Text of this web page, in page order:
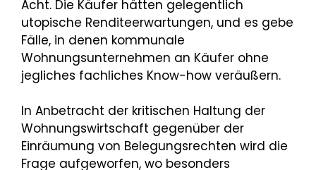
Acht. Die Käufer hätten gelegentlich
utopische Renditeerwartungen, und es gebe
Fälle, in denen kommunale
Wohnungsunternehmen an Käufer ohne
jegliches fachliches Know-how veräußern.
In Anbetracht der kritischen Haltung der
Wohnungswirtschaft gegenüber der
Einräumung von Belegungsrechten wird die
Frage aufgeworfen, wo besonders